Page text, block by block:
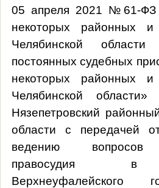
05 апреля 2021 №61-ФЗ
некоторых районных и
Челябинской
постоянных судебных
некоторых районных и
Челябинской
Нязепетровский
области с передачей
ведению вопросов
правосудия в
Верхнеуфалейского